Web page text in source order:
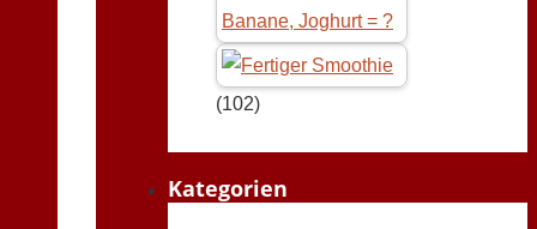
Banane, Joghurt = ?
(102)
Kategorien